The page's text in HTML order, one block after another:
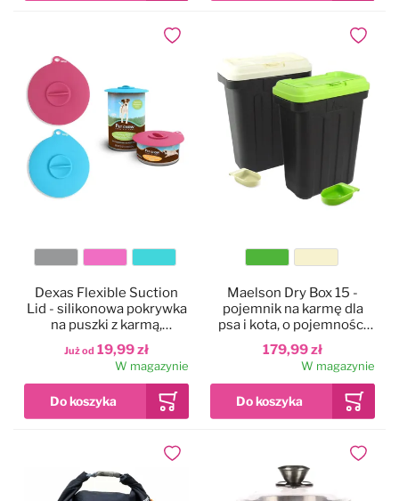
Kolor
Już od 19,99 zł
Dexas Flexible Suction
Lid - silikonowa pokrywka
na puszki z karmą,
samouszczelniająca
W magazynie
Dodaj do ulubionych
Kolor
179,99 zł
Maelson Dry Box 15 -
pojemnik na karmę dla
psa i kota, o pojemności
15kg
W magazynie
Dodaj
Dodaj do ulubionych Dodaj